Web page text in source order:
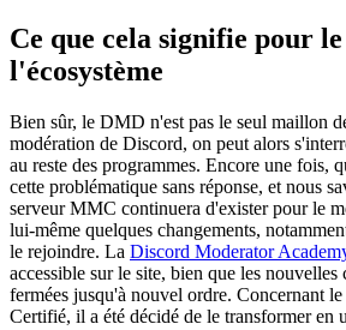
Ce que cela signifie pour
l'écosystème
Bien sûr, le DMD n'est pas le seul maillon
modération de Discord, on peut alors
au reste des programmes. Encore une fois,
cette problématique sans réponse, et nous
serveur MMC continuera d'exister pour le
lui-même quelques changements,
le rejoindre. La Discord Moderator
accessible sur le site, bien que les
fermées jusqu'à nouvel ordre. Concernant
Certifié, il a été décidé de le transformer en